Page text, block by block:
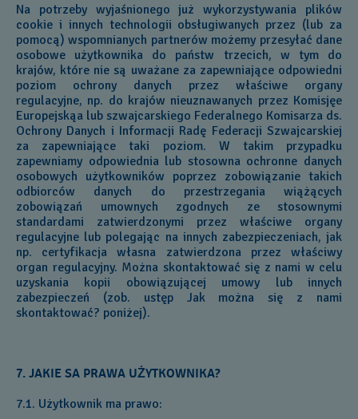
Na potrzeby wyjaśnionego już wykorzystywania plików
cookie i innych technologii obsługiwanych przez (lub za
pomocą) wspomnianych partnerów możemy przesyłać dane
osobowe użytkownika do państw trzecich, w tym do
krajów, które nie są uważane za zapewniające odpowiedni
poziom ochrony danych przez właściwe organy
regulacyjne, np. do krajów nieuznawanych przez Komisjęe
Europejskąa lub szwajcarskiego Federalnego Komisarza ds.
Ochrony Danych i Informacji Radę Federacji Szwajcarskiej
za zapewniające taki poziom. W takim przypadku
zapewniamy odpowiednia lub stosowna ochronne danych
osobowych użytkowników poprzez zobowiązanie takich
odbiorców danych do przestrzegania wiążących
zobowiązań umownych zgodnych ze stosownymi
standardami zatwierdzonymi przez właściwe organy
regulacyjne lub polegając na innych zabezpieczeniach, jak
np. certyfikacja własna zatwierdzona przez właściwy
organ regulacyjny. Można skontaktować się z nami w celu
uzyskania kopii obowiązującej umowy lub innych
zabezpieczeń (zob. ustęp Jak można się z nami
skontaktować? poniżej).
7. JAKIE SA PRAWA UŻYTKOWNIKA?
7.1. Użytkownik ma prawo: